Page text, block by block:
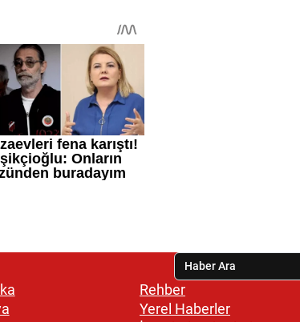
Rehber
Yerel Haberler